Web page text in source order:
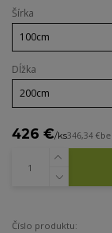
Šírka
Dĺžka
426 €/ks346,34 €
Číslo produktu: